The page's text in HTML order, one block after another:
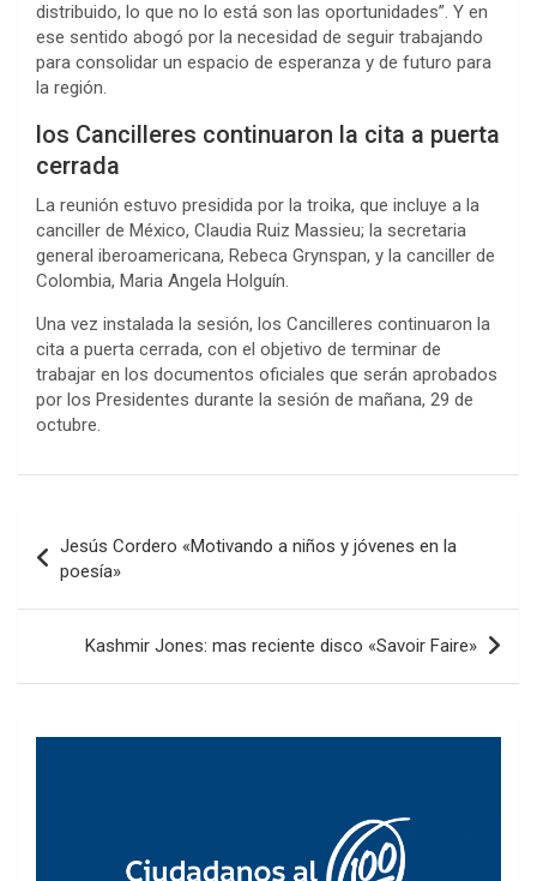
distribuido, lo que no lo está son las oportunidades”. Y en
ese sentido abogó por la necesidad de seguir trabajando
para consolidar un espacio de esperanza y de futuro para
la región.
los Cancilleres continuaron la cita a puerta
cerrada
La reunión estuvo presidida por la troika, que incluye a la
canciller de México, Claudia Ruiz Massieu; la secretaria
general iberoamericana, Rebeca Grynspan, y la canciller de
Colombia, Maria Angela Holguín.
Una vez instalada la sesión, los Cancilleres continuaron la
cita a puerta cerrada, con el objetivo de terminar de
trabajar en los documentos oficiales que serán aprobados
por los Presidentes durante la sesión de mañana, 29 de
octubre.
de
entradas
Jesús Cordero «Motivando a niños y jóvenes en la
poesía»
Kashmir Jones: mas reciente disco «Savoir Faire»